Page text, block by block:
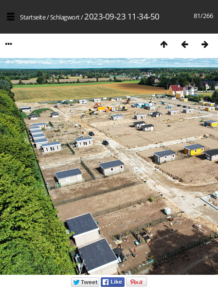
81/266
Startseite/Schlagwort/2023-09-23 11-34-50